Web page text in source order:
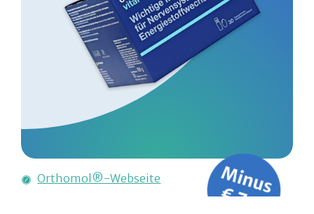
Orthomol®-Webseite